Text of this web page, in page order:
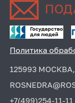
Политика
125993
+7(499)254-11-11